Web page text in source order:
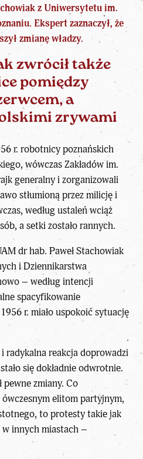
z Uniwersytetu im.
Ekspert zaznaczył, że
zmianę władzy.
zwrócił także
pomiędzy
a
zrywami
r. robotnicy poznańskich
wówczas Zakładów im.
generalny i zorganizowali
stłumioną przez milicję i
według ustaleń wciąż
a setki zostało rannych.
dr hab. Paweł Stachowiak
i Dziennikarstwa
– według intencji
spacyfikowanie
r. miało uspokoić sytuację
radykalna reakcja doprowadzi
się dokładnie odwrotnie.
pewne zmiany. Co
ówczesnym elitom partyjnym,
to protesty takie jak
innych miastach –